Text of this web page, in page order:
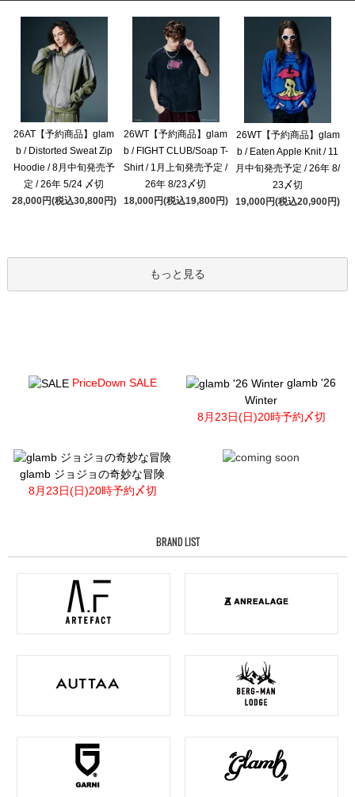
26AT【予約商品】glam
b / Distorted Sweat Zip
Hoodie / 8月中旬発売予
定 / 26年 5/24 〆切
28,000円(税込30,800円)
26WT【予約商品】glam
b / FIGHT CLUB/Soap T-
Shirt / 1月上旬発売予定 /
26年 8/23〆切
18,000円(税込19,800円)
26WT【予約商品】glam
b / Eaten Apple Knit / 11
月中旬発売予定 / 26年 8/
23〆切
19,000円(税込20,900円)
もっと見る
PriceDown SALE
glamb '26
Winter
8月23日(日)20時予約〆切
glamb ジョジョの奇妙な冒険
8月23日(日)20時予約〆切
BRAND LIST